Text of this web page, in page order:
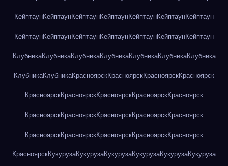
КейптаунКейптаунКейптаунКейптаунКейптаунКейптаунКейптаун
КейптаунКейптаунКейптаунКейптаунКейптаунКейптаунКейптаун
КлубникаКлубникаКлубникаКлубникаКлубникаКлубникаКлубника
КлубникаКлубникаКрасноярскКрасноярскКрасноярскКрасноярск
КрасноярскКрасноярскКрасноярскКрасноярскКрасноярск
КрасноярскКрасноярскКрасноярскКрасноярскКрасноярск
КрасноярскКрасноярскКрасноярскКрасноярскКрасноярск
КрасноярскКукурузаКукурузаКукурузаКукурузаКукурузаКукуруза